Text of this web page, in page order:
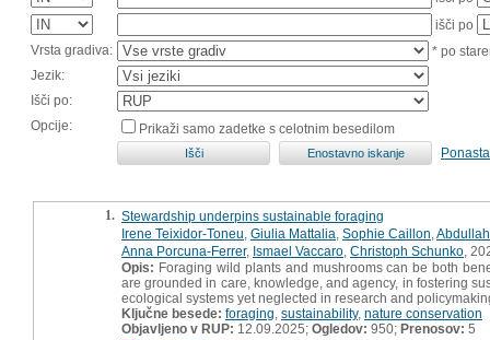
išči po
Vrsta gradiva:
* po
Jezik:
Išči po:
Opcije:
Prikaži samo zadetke s celotnim besedilom
1. Stewardship underpins sustainable foraging
Irene Teixidor-Toneu Giulia Mattalia Sophie Caillon
Anna Porcuna-Ferrer, Ismael Vaccaro Christoph Schunko ,
Opis: Foraging wild plants and mushrooms can be both
are grounded in care, knowledge, and agency, in fostering
ecological systems yet neglected in research and
Ključne besede: foraging sustainability, nature conservation
Objavljeno v RUP: 12.09.2025; Ogledov: 950; Prenosov: 5